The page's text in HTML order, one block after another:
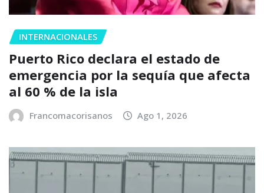
INTERNACIONALES
Puerto Rico declara el estado de
emergencia por la sequía que afecta
al 60 % de la isla
Francomacorisanos Ago 1, 2026